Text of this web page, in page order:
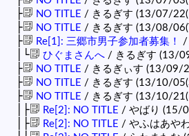
├ NO TITLE / きるぎす (13/07/
├ NO TITLE / きるぎす (13/08/
├ Re[1]: 三郷市男子参加者募集！ /
│└ ひぐまさんへ / きるぎす (13/
├ NO TITLE / きるぎぃす (13/09/
├ NO TITLE / きるぎす (13/10/
├ NO TITLE / きるぎす (13/10/
│├ Re[2]: NO TITLE / やばり (15/
│├ Re[2]: NO TITLE / やふはあや